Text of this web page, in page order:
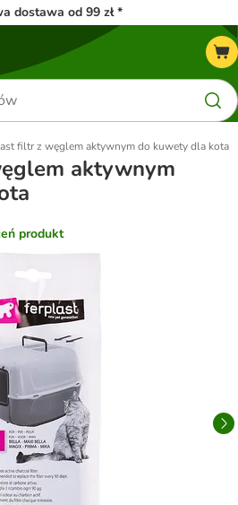
dostawa od 99 zł *
filtr z węglem aktywnym do kuwety dla kota
aktywnym
produkt